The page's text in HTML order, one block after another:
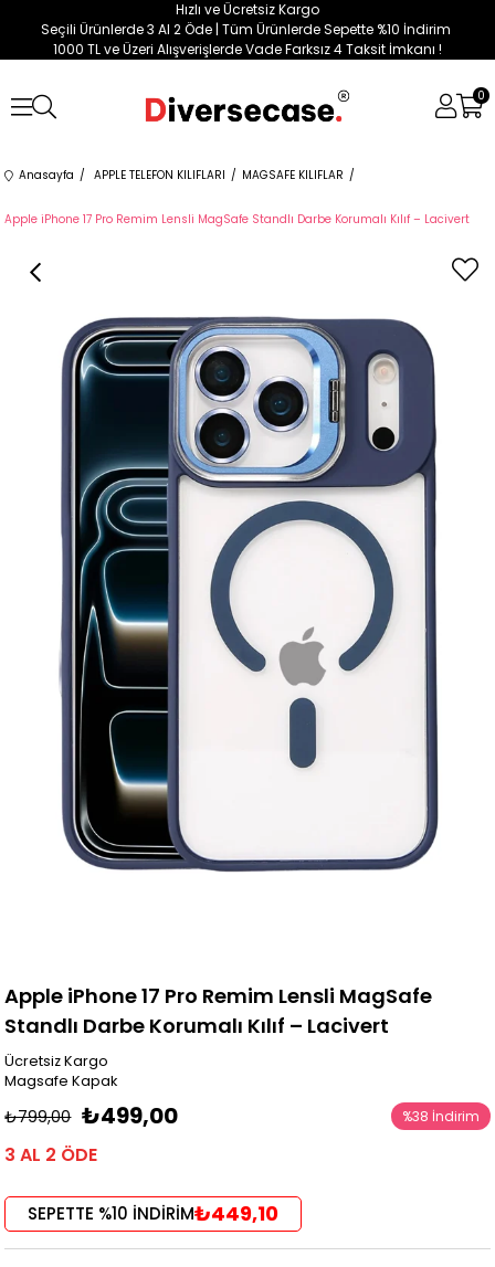
Hızlı ve Ücretsiz Kargo
Seçili Ürünlerde 3 Al 2 Öde | Tüm Ürünlerde Sepette %10 İndirim
1000 TL ve Üzeri Alışverişlerde Vade Farksız 4 Taksit İmkanı !
0
Anasayfa APPLE TELEFON KILIFLARI MAGSAFE KILIFLAR
Apple iPhone 17 Pro Remim Lensli MagSafe Standlı Darbe Korumalı Kılıf – Lacivert
Apple iPhone 17 Pro Remim Lensli MagSafe
Standlı Darbe Korumalı Kılıf – Lacivert
Ücretsiz Kargo
Magsafe Kapak
₺799,00 ₺499,00 %38 İndirim
3 AL 2 ÖDE
SEPETTE %10 İNDİRİM₺449,10